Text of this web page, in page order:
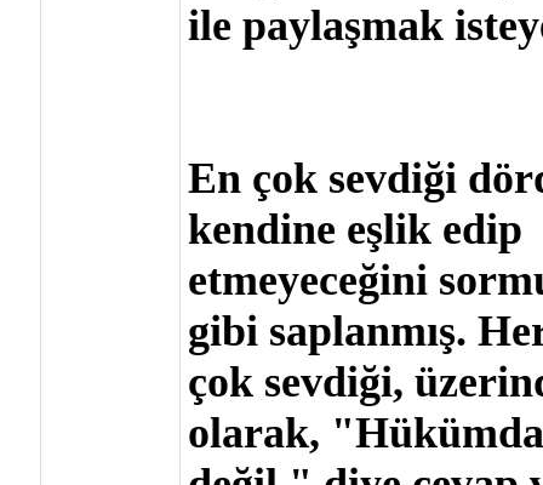
ile paylaşmak
En çok sevdiği
kendine eşlik edip
etmeyeceğini
gibi saplanmış.
çok sevdiği,
olarak,